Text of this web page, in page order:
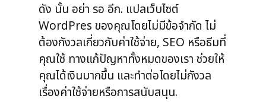
ดัง นั้น อย่า รอ อีก. แปลเว็บไซต์
WordPres ของคุณโดยไม่มีข้อจํากัด ไม่
ต้องกังวลเกี่ยวกับค่าใช้จ่าย, SEO หรือธีมที่
คุณใช้ ทางแก้ปัญหาทั้งหมดของเรา ช่วยให้
คุณได้เงินมากขึ้น และทําต่อโดยไม่กังวล
เรื่องค่าใช้จ่ายหรือการสนับสนุน.